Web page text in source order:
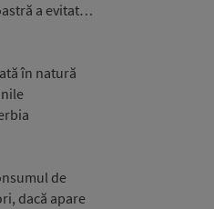
a evitat…
în natură
de
dacă apare